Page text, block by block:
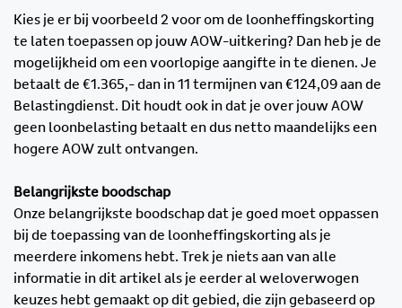
Kies je er bij voorbeeld 2 voor om de loonheffingskorting
te laten toepassen op jouw AOW-uitkering? Dan heb je de
mogelijkheid om een voorlopige aangifte in te dienen. Je
betaalt de €1.365,- dan in 11 termijnen van €124,09 aan de
Belastingdienst. Dit houdt ook in dat je over jouw AOW
geen loonbelasting betaalt en dus netto maandelijks een
hogere AOW zult ontvangen.
Belangrijkste boodschap
Onze belangrijkste boodschap dat je goed moet oppassen
bij de toepassing van de loonheffingskorting als je
meerdere inkomens hebt. Trek je niets aan van alle
informatie in dit artikel als je eerder al weloverwogen
keuzes hebt gemaakt op dit gebied, die zijn gebaseerd op